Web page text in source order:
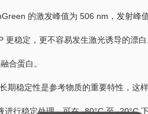
的激发峰值为 506 nm，发射峰
更稳定，更不容易发生激光诱导的漂
合蛋白。
长期稳定性是参考物质的重要特性，这
进行稳定处理，可在 -80°C 至 -20°C